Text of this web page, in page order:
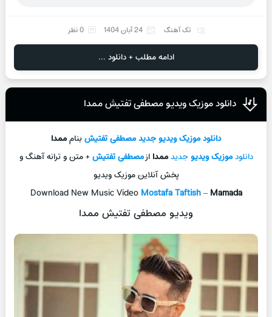
تک آهنگ 24 آبان 1404 0 نظر
ادامه مطلب + دانلود ...
دانلود موزیک ویدیو مصطفی تفتیش ممدا
دانلود موزیک ویدیو جدیدمصطفی تفتیشبنامممدا
دانلودموزیک ویدیوجدیدممدا ازمصطفی تفتیش+ متن و ترانه آهنگ و
پخش آنلاین موزیک ویدیو
Download New Music Video Mostafa Taftish– Mamada
ویدیو مصطفی تفتیش ممدا